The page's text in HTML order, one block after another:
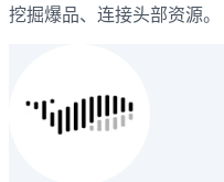
挖掘爆品、连接头部资源。